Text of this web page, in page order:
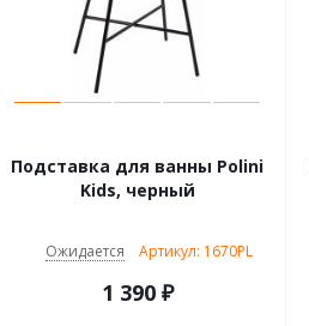
Подставка для ванны Polini
Kids, черный
Ожидается Артикул: 1670PL
1 390₽